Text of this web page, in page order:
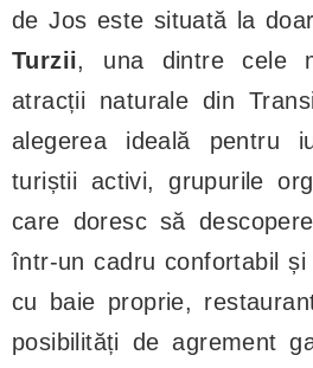
de Jos este situată la
Turzii, una dintre cele
atracții naturale din
alegerea ideală pentru
turiștii activi, grupurile
care doresc să
într-un cadru confortabil
cu baie proprie,
posibilități de agrement